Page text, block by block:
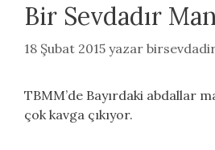
Bir Sevdadır
18 Şubat 2015 yazar
TBMM’de Bayırdaki abdallar
çok kavga çıkıyor.